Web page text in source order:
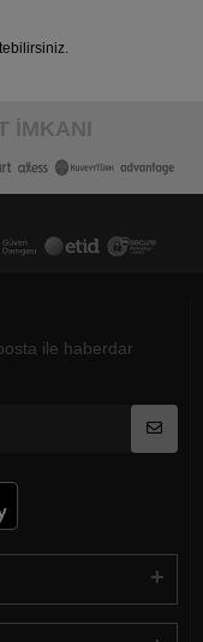
İMKANI
ile haberdar